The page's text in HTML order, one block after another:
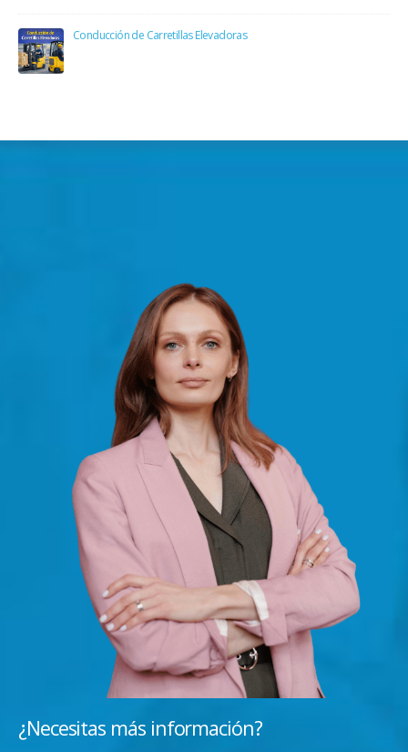
Conducción de Carretillas Elevadoras
¿Necesitas más información?